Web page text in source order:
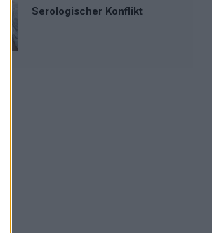
Serologischer Konflikt